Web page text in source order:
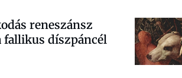
reneszánsz
fallikus díszpáncél